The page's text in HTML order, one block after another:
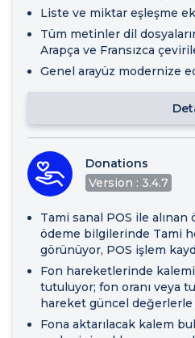
Liste ve miktar eşleşme
Tüm metinler dil
Arapça ve Fransızca
Genel arayüz modernize
Donations
Version : 3.4.7
Tami sanal POS ile
ödeme bilgilerinde Tami
görünüyor, POS işlem
Fon hareketlerinde
tutuluyor; fon oranı veya
hareket güncel
Fona aktarılacak kalem